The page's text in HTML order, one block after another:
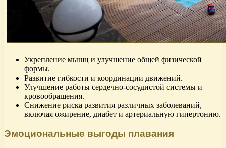
Укрепление мышц и улучшение общей физической
формы.
Развитие гибкости и координации движений.
Улучшение работы сердечно-сосудистой системы и
кровообращения.
Снижение риска развития различных заболеваний,
включая ожирение, диабет и артериальную гипертонию.
Эмоциональные выгоды плавания